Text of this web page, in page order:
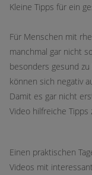
Kleine Tipps für ein
Für Menschen mit
manchmal gar nicht
besonders gesund
können sich negativ
Damit es gar nicht
Video hilfreiche Tipps
Einen praktischen
Videos mit